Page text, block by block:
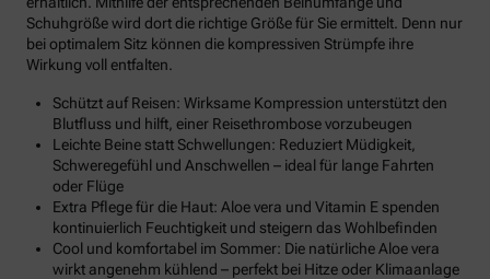
Schuhgröße wird dort die richtige Größe für Sie ermittelt. Denn nur
bei optimalem Sitz können die kompressiven Strümpfe ihre
Wirkung voll entfalten.
Schützt auf Reisen: Wirksame Kompression unterstützt den
Blutfluss und hilft, einer Reisethrombose vorzubeugen
Leichte Beine statt Schwellungen: Reduziert Müdigkeit,
Schweregefühl und Anschwellen – ideal für lange Fahrten
oder Flüge
Extra Pflege für die Haut: Aloe vera und Vitamin E spenden
kontinuierlich Feuchtigkeit und steigern das Wohlbefinden
Cool und komfortabel im Sommer: Die natürliche Aloe vera
wirkt angenehm kühlend – perfekt bei Hitze oder Klimaanlage